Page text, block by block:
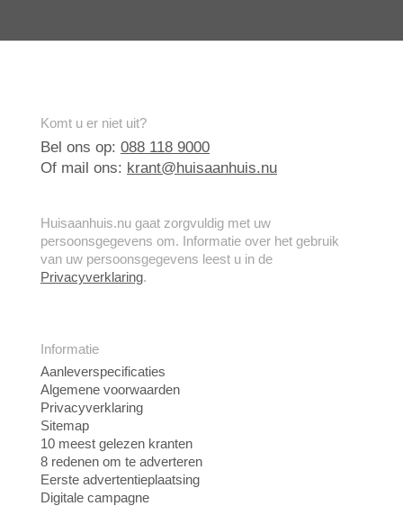
Komt u er niet uit?
Bel ons op: 088 118 9000
Of mail ons: krant@huisaanhuis.nu
Huisaanhuis.nu gaat zorgvuldig met uw
persoonsgegevens om. Informatie over het gebruik
van uw persoonsgegevens leest u in de
Privacyverklaring.
Informatie
Aanleverspecificaties
Algemene voorwaarden
Privacyverklaring
Sitemap
10 meest gelezen kranten
8 redenen om te adverteren
Eerste advertentieplaatsing
Digitale campagne